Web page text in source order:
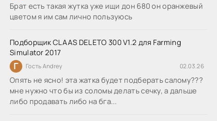
Брат есть такая жутка уже ищи дон 680 он оранжевый
цветом я им сам лично пользуюсь
Подборщик CLAAS DELETO 300 V1.2 для Farming
Simulator 2017
Г Гость Andrey 02.03.26
Опять не ясно! эта жатка будет подберать салому???
мне нужно что бы из соломы делать сечку, а дальше
либо продавать либо на бга...